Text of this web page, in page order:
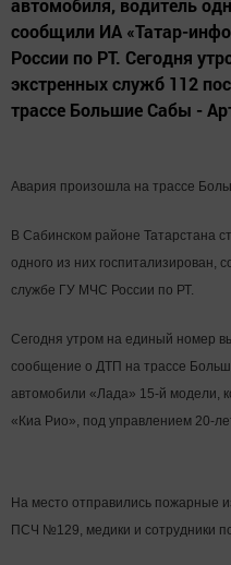
автомобиля, водитель
сообщили ИА «Татар-
России по РТ. Сегодня
экстренных служб 112
трассе Большие Сабы -
Авария произошла на трассе
В Сабинском районе Татарстана
одного из них
службе ГУ МЧС России по РТ.
Сегодня утром на единый номер
сообщение о ДТП на трассе
автомобили «Лада» 15-й модели,
«Киа Рио», под управлением 20-
На место отправились пожарные
ПСЧ №129, медики и сотрудники